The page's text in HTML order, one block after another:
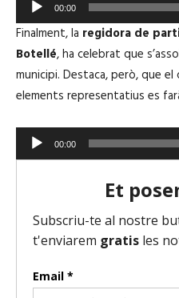
d
i
o
o
r
d
'
d
e
p
r
o
d
u
00:00
Finalment, la regidora de
Botellé, ha celebrat que
municipi. Destaca, però, que
elements representatius es
e
00:00